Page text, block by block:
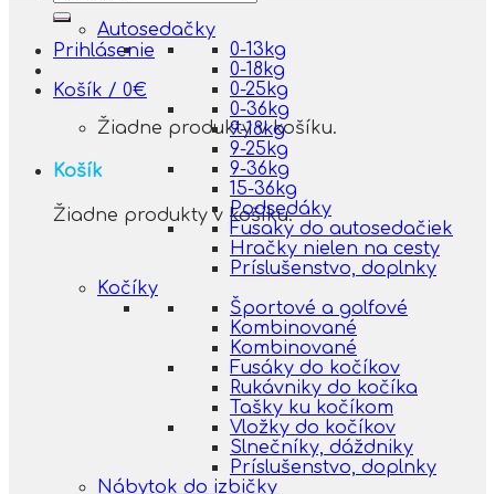
Prihlásenie
Košík / 0€
Žiadne produkty v košíku.
Košík
Žiadne produkty v košíku.
Autosedačky
0-13kg
0-18kg
0-25kg
0-36kg
9-18kg
9-25kg
9-36kg
15-36kg
Podsedáky
Fusaky do autosedačiek
Hračky nielen na cesty
Príslušenstvo, doplnky
Kočíky
Športové a golfové
Kombinované
Kombinované
Fusáky do kočíkov
Rukávniky do kočíka
Tašky ku kočíkom
Vložky do kočíkov
Slnečníky, dáždniky
Príslušenstvo, doplnky
Nábytok do izbičky